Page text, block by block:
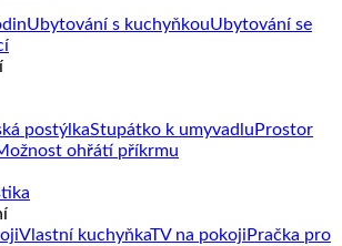
Ubytování s kuchyňkouUbytování se
postýlkaStupátko k umyvadlu Prostor
ohřátí příkrmu
Vlastní kuchyňkaTV na pokoji Pračka pro